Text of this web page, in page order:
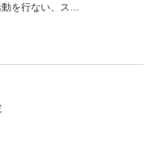
を行ない、ス…